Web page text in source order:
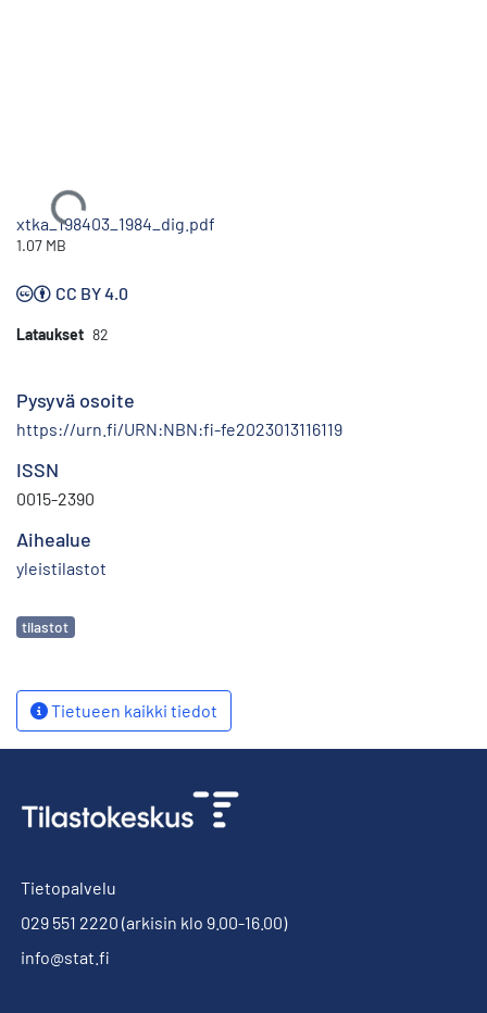
Ladataan...
xtka_198403_1984_dig.pdf
1.07 MB
CC BY 4.0
Lataukset 82
Pysyvä osoite
https://urn.fi/URN:NBN:fi-fe2023013116119
ISSN
0015-2390
Aihealue
yleistilastot
Avainsanat
tilastot
Tietueen kaikki tiedot
Tietopalvelu
029 551 2220 (arkisin klo 9.00-16.00)
info@stat.fi